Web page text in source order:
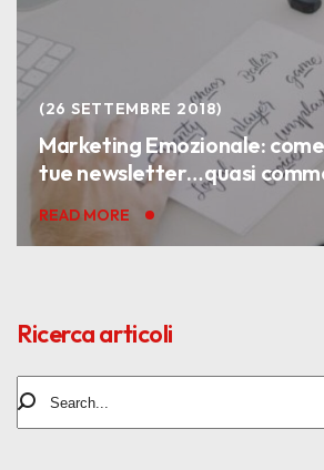
26 SETTEMBRE 2018
Marketing Emozionale:
tue newsletter…quasi
READ MORE
Ricerca articoli